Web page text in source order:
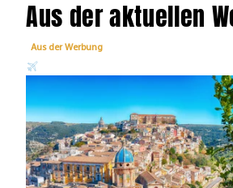
Aus der aktuellen
Aus der Werbung